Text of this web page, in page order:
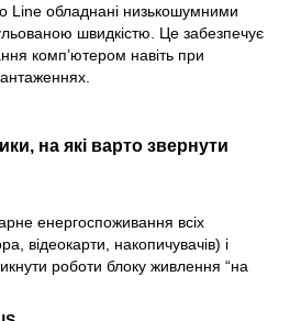
Line обладнані низькошумними
швидкістю. Це забезпечує
комп’ютером навіть при
на які варто звернути
енергоспоживання всіх
відеокарти, накопичувачів) і
роботи блоку живлення “на